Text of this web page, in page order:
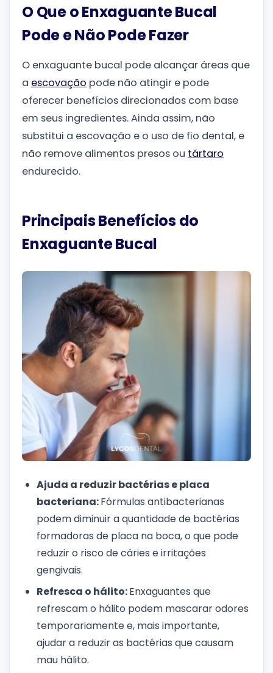
O Que o Enxaguante Bucal
Pode e Não Pode Fazer
O enxaguante bucal pode alcançar áreas que
a escovação pode não atingir e pode
oferecer benefícios direcionados com base
em seus ingredientes. Ainda assim, não
substitui a escovação e o uso de fio dental, e
não remove alimentos presos ou tártaro
endurecido.
Principais Benefícios do
Enxaguante Bucal
Ajuda a reduzir bactérias e placa
bacteriana:Fórmulas antibacterianas
podem diminuir a quantidade de bactérias
formadoras de placa na boca, o que pode
reduzir o risco de cáries e irritações
gengivais.
Refresca o hálito:Enxaguantes que
refrescam o hálito podem mascarar odores
temporariamente e, mais importante,
ajudar a reduzir as bactérias que causam
mau hálito.